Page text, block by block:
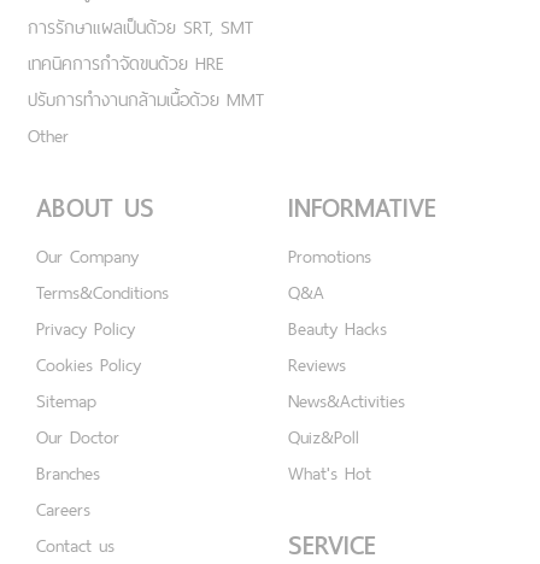
การรักษาแผลเป็นด้วย SRT, SMT
เทคนิคการกำจัดขนด้วย HRE
ปรับการทำงานกล้ามเนื้อด้วย MMT
Other
ABOUT US
Our Company
Terms&Conditions
Privacy Policy
Cookies Policy
Sitemap
Our Doctor
Branches
Careers
Contact us
INFORMATIVE
Promotions
Q&A
Beauty Hacks
Reviews
News&Activities
Quiz&Poll
What's Hot
SERVICE